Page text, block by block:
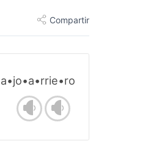
Compartir
a•jo•a•rrie•ro